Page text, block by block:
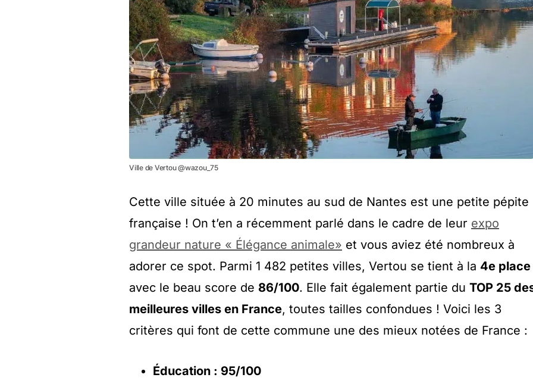
Ville de Vertou @wazou_75
Cette ville située à 20 minutes au sud de Nantes est une petite pépite
française ! On t’en a récemment parlé dans le cadre de leur expo
grandeur nature « Élégance animale» et vous aviez été nombreux à
adorer ce spot. Parmi 1 482 petites villes, Vertou se tient à la 4e place
avec le beau score de 86/100. Elle fait également partie du TOP 25
meilleures villes en France, toutes tailles confondues ! Voici les 3
critères qui font de cette commune une des mieux notées de France :
Éducation : 95/100